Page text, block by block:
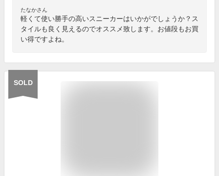
たなかさん
軽くて使い勝手の高いスニーカーはいかがでしょうか？ス
タイルも良く見えるのでオススメ致します。お値段もお買
い得ですよね。
SOLD